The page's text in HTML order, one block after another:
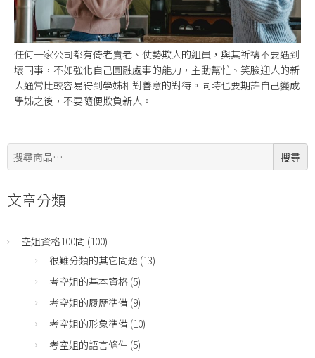
任何一家公司都有倚老賣老、仗勢欺人的組員，與其祈禱不要遇到
壞同事，不如強化自己圓融處事的能力，主動幫忙、笑臉迎人的新
人通常比較容易得到學姊相對善意的對待。同時也要期許自己變成
學姊之後，不要隨便欺負新人。
搜
尋:
搜尋
文章分類
空姐資格100問 (100)
很難分類的其它問題 (13)
考空姐的基本資格 (5)
考空姐的履歷準備 (9)
考空姐的形象準備 (10)
考空姐的語言條件 (5)